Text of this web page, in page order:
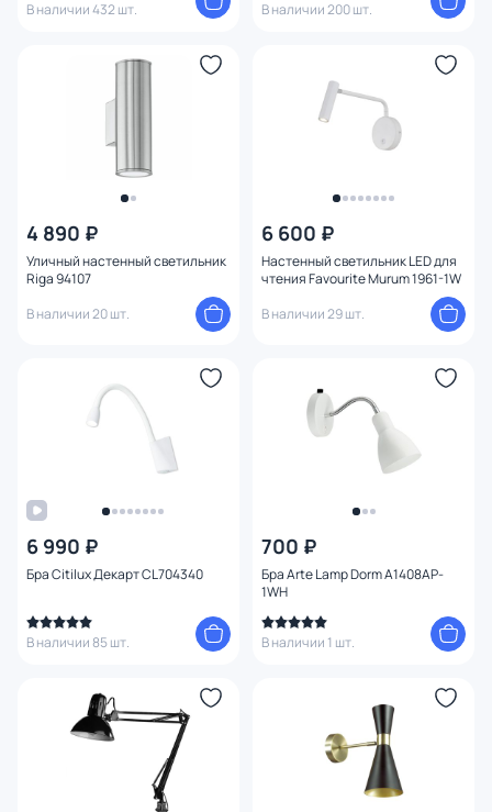
В наличии 432 шт.
В наличии 200 шт.
4 890 ₽
Уличный настенный светильник
Riga 94107
В наличии 20 шт.
6 600 ₽
Настенный светильник LED для
чтения Favourite Murum 1961-1W
В наличии 29 шт.
6 990 ₽
Бра Citilux Декарт CL704340
В наличии 85 шт.
700 ₽
Бра Arte Lamp Dorm A1408AP-
1WH
В наличии 1 шт.